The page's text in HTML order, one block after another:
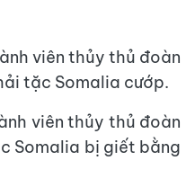
viên thủy thủ đoàn
tặc Somalia cướp.
viên thủy thủ đoàn
Somalia bị giết bằng